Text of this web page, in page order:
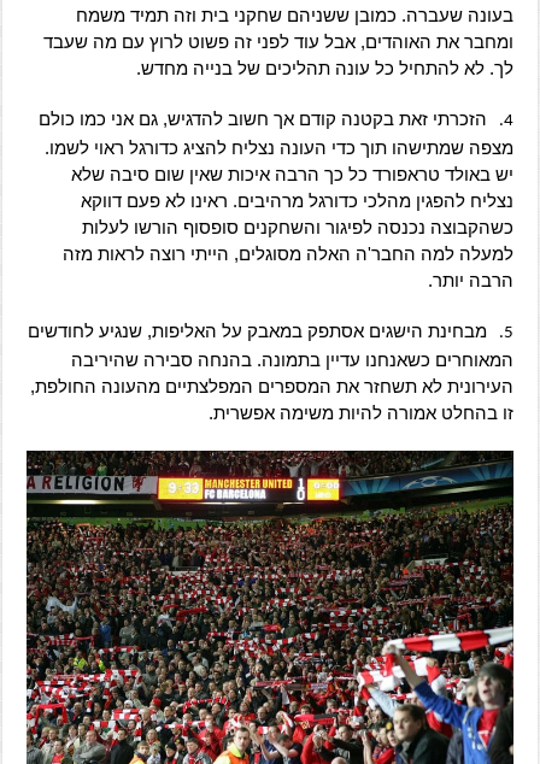
בעונה שעברה. כמובן ששניהם שחקני בית וזה תמיד משמח
ומחבר את האוהדים, אבל עוד לפני זה פשוט לרוץ עם מה שעבד
לך. לא להתחיל כל עונה תהליכים של בנייה מחדש.
4.
הזכרתי זאת בקטנה קודם אך חשוב להדגיש, גם אני כמו כולם
מצפה שמתישהו תוך כדי העונה נצליח להציג כדורגל ראוי לשמו.
יש באולד טראפורד כל כך הרבה איכות שאין שום סיבה שלא
נצליח להפגין מהלכי כדורגל מרהיבים. ראינו לא פעם דווקא
כשהקבוצה נכנסה לפיגור והשחקנים סופסוף הורשו לעלות
למעלה למה החבר'ה האלה מסוגלים, הייתי רוצה לראות מזה
הרבה יותר.
5.
מבחינת הישגים אסתפק במאבק על האליפות, שנגיע לחודשים
המאוחרים כשאנחנו עדיין בתמונה. בהנחה סבירה שהיריבה
העירונית לא תשחזר את המספרים המפלצתיים מהעונה החולפת,
זו בהחלט אמורה להיות משימה אפשרית.